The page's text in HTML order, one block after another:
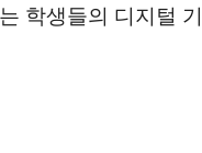
학생들의 디지털